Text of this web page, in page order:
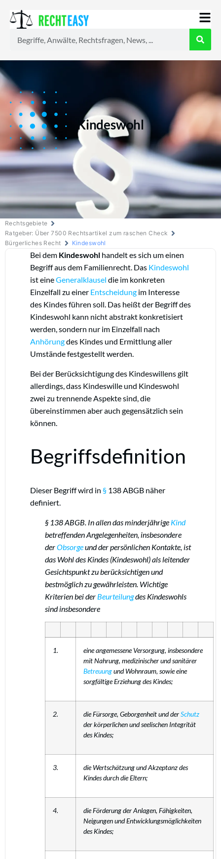
Kindeswohl
Rechtsgebiete
Ratgeber: Über 7500 Rechtsartikel zum raschen Check
Bürgerliches Recht
Kindeswohl
Bei dem Kindeswohl handelt es sich um einen
Begriff aus dem Familienrecht. Das Kindeswohl
ist eineGeneralklausel die im konkreten
Einzelfall zu einer Entscheidung im Interesse
des Kindes führen soll. Das heißt der Begriff des
Kindeswohl kann nicht abstrakt konkretisiert
werden, sondern nur im Einzelfall nach
Anhörungdes Kindes und Ermittlung aller
Umstände festgestellt werden.
Bei der Berücksichtigung des Kindeswillens gilt
allerdings, dass Kindeswille und Kindeswohl
zwei zu trennende Aspekte sind, die
übereinstimmen aber auch gegensätzlich sein
können.
Begriffsdefinition
Dieser Begriff wird in § 138 ABGB näher
definiert.
§ 138 ABGB. In allen das minderjährige Kind
betreffenden Angelegenheiten, insbesondere
derObsorgeund der persönlichen Kontakte, ist
das Wohl des Kindes (Kindeswohl) als leitender
Gesichtspunkt zu berücksichtigen und
bestmöglich zu gewährleisten. Wichtige
Kriterien bei der Beurteilungdes Kindeswohls
sind insbesondere
1.
eine angemessene Versorgung, insbesondere
mit Nahrung, medizinischer und sanitärer
Betreuungund Wohnraum, sowie eine
sorgfältige Erziehung des Kindes;
2. die Fürsorge, Geborgenheit und derSchutz
der körperlichen und seelischen Integrität
des Kindes;
3.
die Wertschätzung und Akzeptanz des
Kindes durch die Eltern;
4.
die Förderung der Anlagen, Fähigkeiten,
Neigungen und Entwicklungsmöglichkeiten
des Kindes;